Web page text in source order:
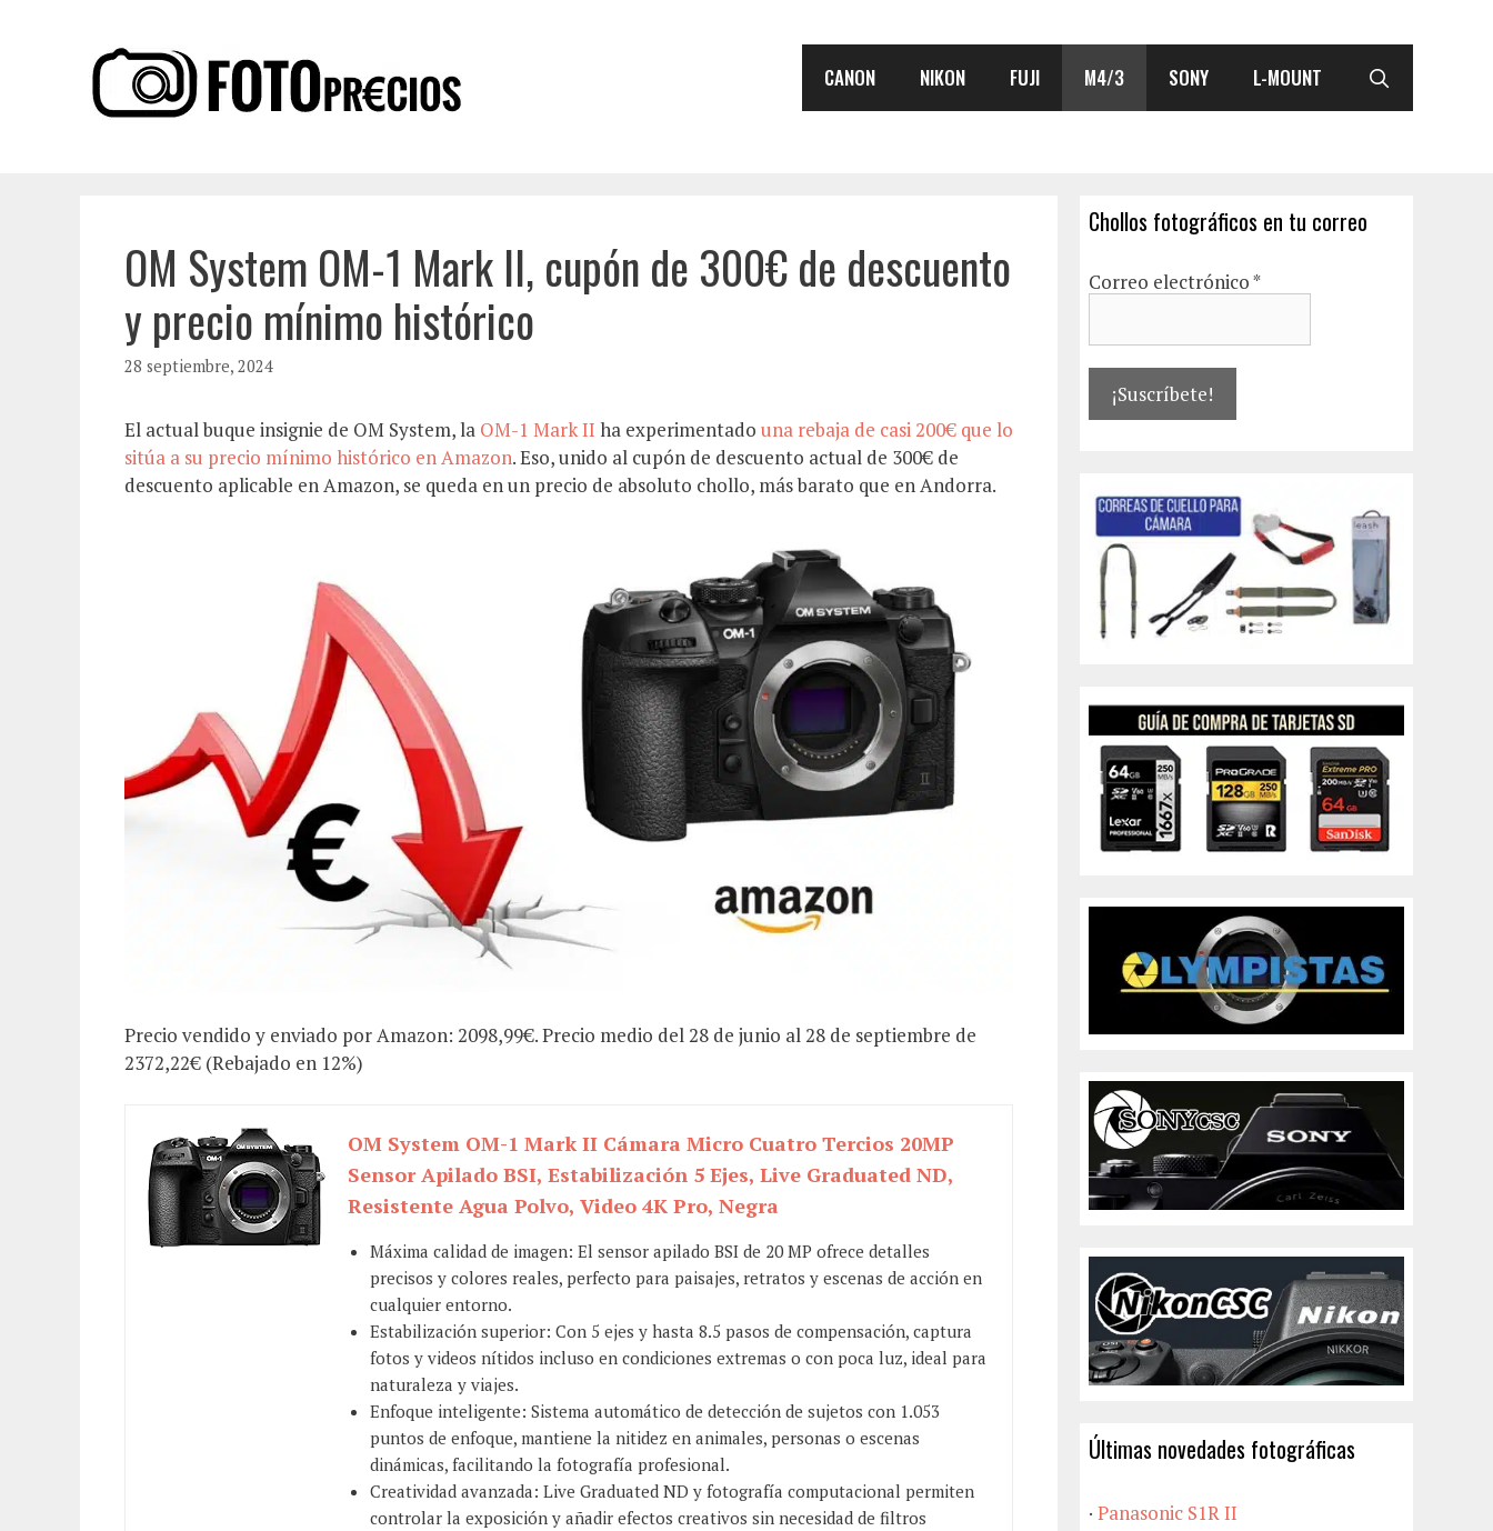
CANON NIKON FUJI M4/3 SONY L-MOUNT
OM System OM-1 Mark II, cupón de 300€ de descuento
y precio mínimo histórico
28 septiembre, 2024
El actual buque insignie de OM System, la OM-1 Mark II ha experimentado una rebaja de casi 200€ que lo
sitúa a su precio mínimo histórico en Amazon. Eso, unido al cupón de descuento actual de 300€ de
descuento aplicable en Amazon, se queda en un precio de absoluto chollo, más barato que en Andorra.
Precio vendido y enviado por Amazon: 2098,99€. Precio medio del 28 de junio al 28 de septiembre de
2372,22€ (Rebajado en 12%)
OM System OM-1 Mark II Cámara Micro Cuatro Tercios 20MP
Sensor Apilado BSI, Estabilización 5 Ejes, Live Graduated ND,
Resistente Agua Polvo, Video 4K Pro, Negra
Máxima calidad de imagen: El sensor apilado BSI de 20 MP ofrece detalles
precisos y colores reales, perfecto para paisajes, retratos y escenas de acción en
cualquier entorno.
Estabilización superior: Con 5 ejes y hasta 8.5 pasos de compensación, captura
fotos y videos nítidos incluso en condiciones extremas o con poca luz, ideal para
naturaleza y viajes.
Enfoque inteligente: Sistema automático de detección de sujetos con 1.053
puntos de enfoque, mantiene la nitidez en animales, personas o escenas
dinámicas, facilitando la fotografía profesional.
Creatividad avanzada: Live Graduated ND y fotografía computacional permiten
controlar la exposición y añadir efectos creativos sin necesidad de filtros
Chollos fotográficos en tu correo
Correo electrónico*
Últimas novedades fotográficas
· Panasonic S1R II